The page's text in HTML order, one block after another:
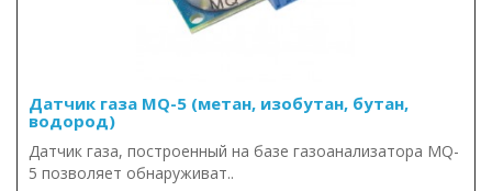
Датчик газа MQ-5 (метан, изобутан, бутан,
водород)
Датчик газа, построенный на базе газоанализатора MQ-
5 позволяет обнаруживат..